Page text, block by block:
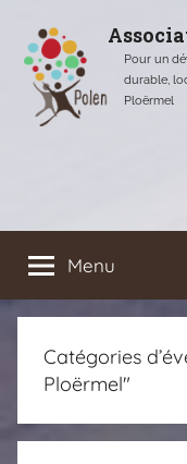
contenu
Pour un
durable,
Ploërmel
Menu
Catégories
Ploërmel"